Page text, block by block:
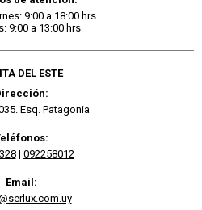
9:00 a 18:00 hrs
9:00 a 13:00 hrs
DEL ESTE
Esq. Patagonia
| 092258012
Email: